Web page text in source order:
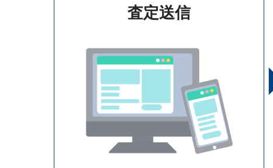
査定送信